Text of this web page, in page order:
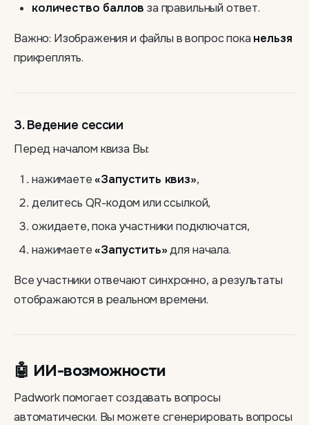
количество баллов за правильный ответ.
Важно: Изображения и файлы в вопрос поканельзя
прикреплять.
3. Ведение сессии
Перед началом квиза Вы:
нажимаете«Запустить квиз»,
делитесь QR-кодом или ссылкой,
ожидаете, пока участники подключатся,
нажимаете«Запустить»для начала.
Все участники отвечают синхронно, а результаты
отображаются в реальном времени.
🤖 ИИ-возможности
Padwork помогает создавать вопросы
автоматически. Вы можете сгенерировать вопросы